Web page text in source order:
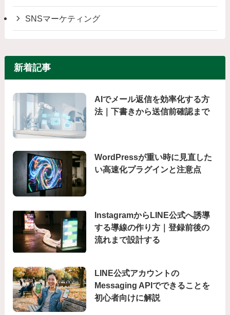
SNSマーケティング
新着記事
AIでメール返信を効率化する方
法｜下書きから送信前確認まで
WordPressが重い時に見直した
い高速化プラグインと注意点
InstagramからLINE公式へ誘導
する導線の作り方｜登録前後の
流れまで設計する
LINE公式アカウントの
Messaging APIでできることを
初心者向けに解説